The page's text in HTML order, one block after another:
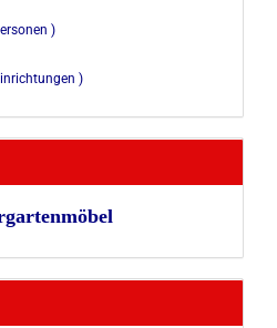
)
)